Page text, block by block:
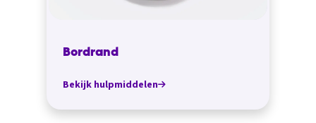
Bordrand
Bekijk hulpmiddelen